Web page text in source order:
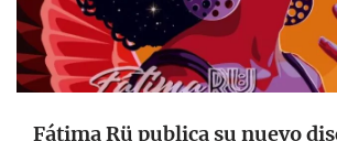
Fátima Rü publica su nuevo